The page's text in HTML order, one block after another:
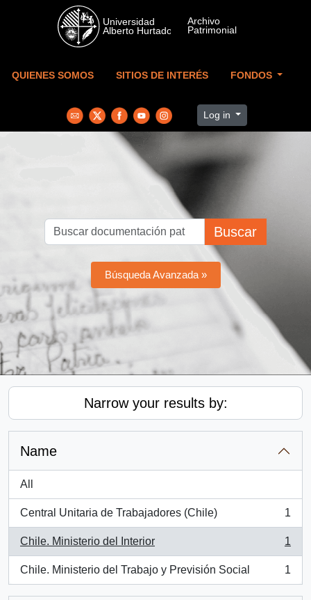
Skip to main content
QUIENES SOMOS SITIOS DE INTERÉS FONDOS
Log in
Buscar
Búsqueda Avanzada »
Narrow your results by:
Name
All
Central Unitaria de Trabajadores (Chile)
, 1 results
1
Chile. Ministerio del Interior
, 1 results
1
Chile. Ministerio del Trabajo y Previsión Social
, 1 results
1